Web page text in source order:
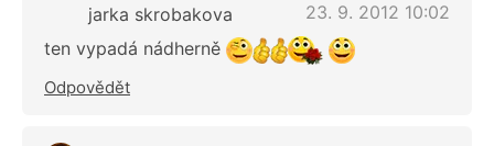
jarka skrobakova
23. 9. 2012 10:02
ten vypadá nádherně
Odpovědět